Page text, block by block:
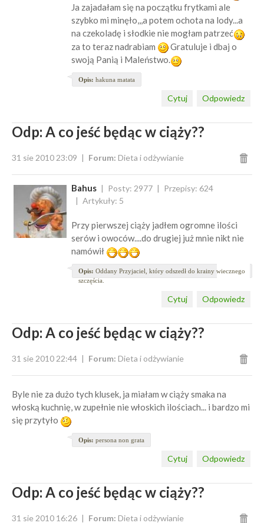
Ja zajadałam się na początku frytkami ale
szybko mi minęło,,,a potem ochota na lody...a
na czekoladę i słodkie nie mogłam patrzeć
za to teraz nadrabiam
Gratuluje i dbaj o
swoją Panią i Maleństwo.
Opis: hakuna matata
Odpowiedz
Cytuj
Odp: A co jeść będąc w ciąży??
31 sie 2010 23:09 Forum: Dieta i odżywianie
Bahus Posty: 2977
Przepisy: 624
Artykuły: 5
Przy pierwszej ciąży jadłem ogromne ilości
serów i owoców....do drugiej już mnie nikt nie
namówił
Opis: Oddany Przyjaciel, który odszedł do krainy wiecznego
szczęścia.
Odpowiedz
Cytuj
Odp: A co jeść będąc w ciąży??
31 sie 2010 22:44 Forum: Dieta i odżywianie
Byle nie za dużo tych klusek, ja miałam w ciąży smaka na
włoską kuchnię, w zupełnie nie włoskich ilościach... i bardzo mi
się przytyło
Opis: persona non grata
Odpowiedz
Cytuj
Odp: A co jeść będąc w ciąży??
31 sie 2010 16:26 Forum: Dieta i odżywianie